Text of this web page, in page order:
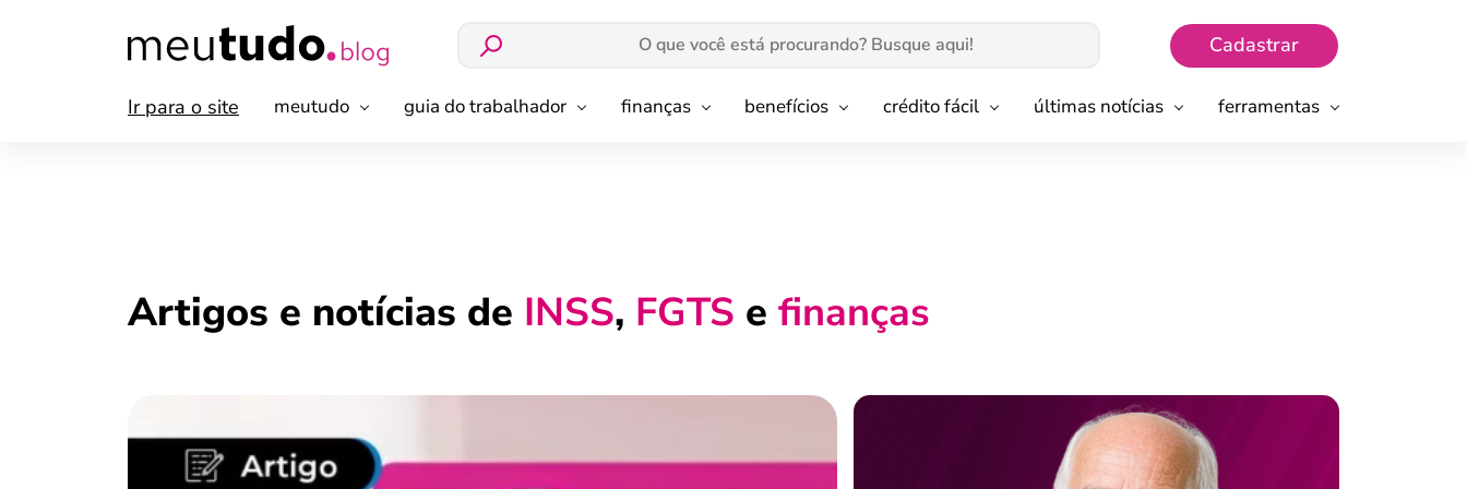
Cadastrar
Ir para o site meutudo guia do trabalhador finanças benefícios crédito fácil últimas notícias ferramentas
Artigos e notícias de INSS, FGTS e finanças